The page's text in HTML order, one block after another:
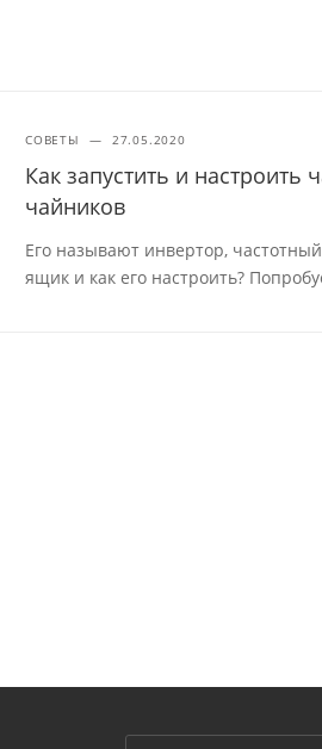
СОВЕТЫ — 27.05.2020
Как запустить и
чайников
Его называют инвертор,
ящик и как его настроить?